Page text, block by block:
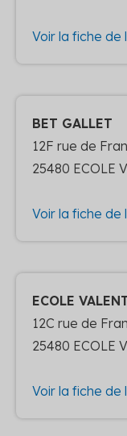
Voir la fiche de
BET GALLET
12F rue de
25480 ECOLE
Voir la fiche de
ECOLE
12C rue de
25480 ECOLE
Voir la fiche de